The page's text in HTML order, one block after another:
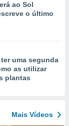
ao Sol
o último
uma segunda
as utilizar
plantas
Mais Vídeos